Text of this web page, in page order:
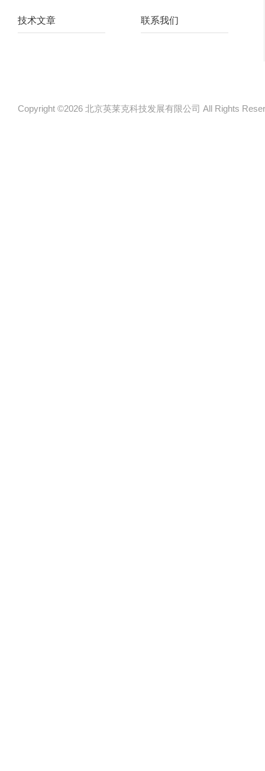
技术文章 联系我们
Copyright ©2026 北京英莱克科技发展有限公司 All Rights